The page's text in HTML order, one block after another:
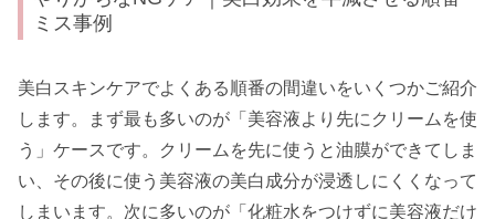
ミス事例
美白スキンケアでよくある順番の間違いをいくつかご紹介
します。まず最も多いのが「美容液より先にクリームを使
う」ケースです。クリームを先に使うと油膜ができてしま
い、その後に使う美容液の美白成分が浸透しにくくなって
しまいます。次に多いのが「化粧水をつけずに美容液だけ